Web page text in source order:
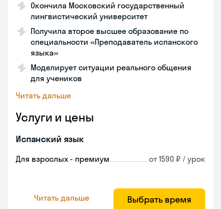
Окончила Московский государственный
лингвистический университет
Получила второе высшее образование по
специальности «Преподаватель испанского
языка»
Моделирует ситуации реального общения
для учеников
Читать дальше
Услуги и цены
Испанский язык
Для взрослых - премиум от 1590 ₽ / урок
Читать дальше Выбрать время